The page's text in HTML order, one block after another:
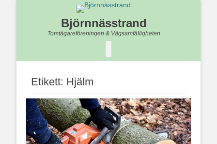
Björnnässtrand
Tomtägareföreningen & Vägsamfälligheten
Etikett: Hjälm